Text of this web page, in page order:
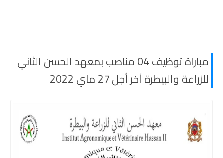
مباراة توظيف 04 مناصب بمعهد الحسن الثاني
للزراعة والبيطرة آخر أجل 27 ماي 2022